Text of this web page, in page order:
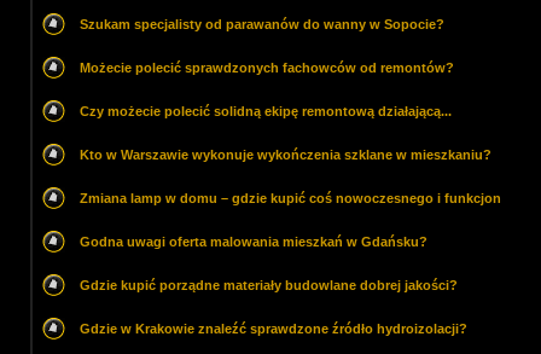
Szukam specjalisty od parawanów do wanny w Sopocie?
Możecie polecić sprawdzonych fachowców od remontów?
Czy możecie polecić solidną ekipę remontową działającą...
Kto w Warszawie wykonuje wykończenia szklane w mieszkaniu?
Zmiana lamp w domu – gdzie kupić coś nowoczesnego i funkcjon
Godna uwagi oferta malowania mieszkań w Gdańsku?
Gdzie kupić porządne materiały budowlane dobrej jakości?
Gdzie w Krakowie znaleźć sprawdzone źródło hydroizolacji?